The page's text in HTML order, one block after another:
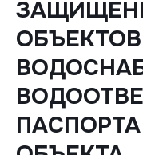
ОБЪЕКТОВ